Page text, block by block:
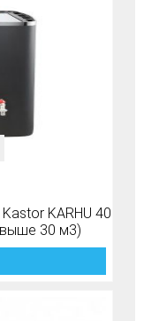
KARHU 40
30 м3)